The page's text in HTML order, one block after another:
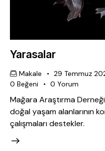
Yarasalar
Makale 29 Temmuz
0 Beğeni 0 Yorum
Mağara Araştırma
doğal yaşam alanlarının
çalışmaları destekler.